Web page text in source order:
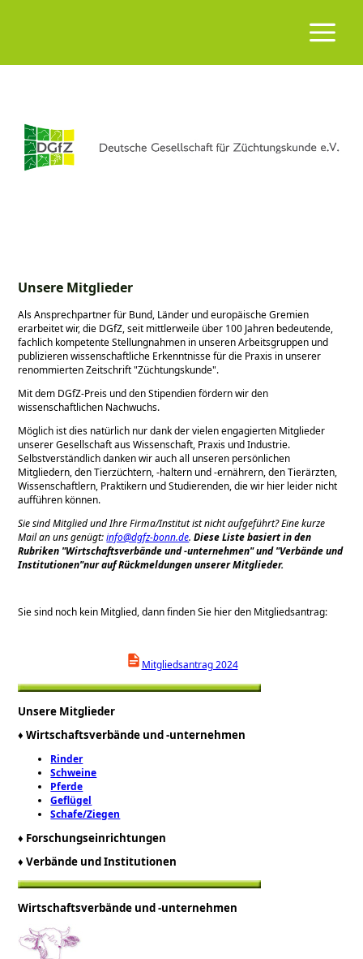
Unsere Mitglieder
Als Ansprechpartner für Bund, Länder und europäische Gremien
erarbeitet wir, die DGfZ, seit mittlerweile über 100 Jahren bedeutende,
fachlich kompetente Stellungnahmen in unseren Arbeitsgruppen und
publizieren wissenschaftliche Erkenntnisse für die Praxis in unserer
renommierten Zeit­schrift Züchtungskunde .
Mit dem DGfZ-Preis und den Stipendien fördern wir den
wissenschaftlichen Nachwuchs.
Möglich ist dies natürlich nur dank der vielen engagierten Mitglieder
unserer Gesellschaft aus Wissenschaft, Praxis und Industrie.
Selbstverständlich danken wir auch all unseren persönlichen
Mitgliedern, den Tierzüchtern, -haltern und -ernährern, den Tierärzten,
Wissenschaftlern, Praktikern und Studierenden, die wir hier leider nicht
aufführen können.
Sie sind Mitglied und Ihre Firma/Institut ist nicht aufgeführt? Eine kurze
Mail an uns genügt:info@dgfz-bonn.de.Diese Liste basiert in den
Rubriken Wirtschaftsverbände und -unternehmen und Verbände und
Institutionen nur auf Rückmeldungen unserer Mitglieder.
Sie sind noch kein Mitglied, dann finden Sie hier den Mitgliedsantrag:
Mitgliedsantrag 2024
Unsere Mitglieder
♦Wirtschaftsverbände und -unternehmen
Rinder
Schweine
Pferde
Geflügel
Schafe/Ziegen
♦ Forschungseinrichtungen
♦Verbände und Institutionen
Wirtschaftsverbände und -unternehmen